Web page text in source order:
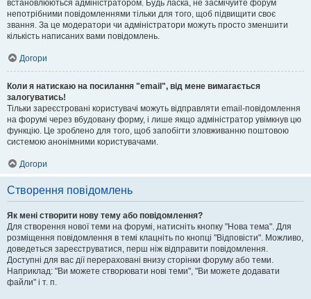
встановлюються адміністратором. Будь ласка, не засмічуйте форум
непотрібними повідомленнями тільки для того, щоб підвищити своє
звання. За це модератори чи адміністратори можуть просто зменшити
кількість написаних вами повідомлень.
Догори
Коли я натискаю на посилання "email", від мене вимагається
залогуватись!
Тільки зареєстровані користувачі можуть відправляти email-повідомлення
на форумі через вбудовану форму, і лише якщо адміністратор увімкнув цю
функцію. Це зроблено для того, щоб запобігти зловживанню поштовою
системою анонімними користувачами.
Догори
Створення повідомлень
Як мені створити нову тему або повідомлення?
Для створення нової теми на форумі, натисніть кнопку "Нова тема". Для
розміщення повідомлення в темі клацніть по кнопці "Відповісти". Можливо,
доведеться зареєструватися, перш ніж відправити повідомлення.
Доступні для вас дії перераховані внизу сторінки форуму або теми.
Наприклад: "Ви можете створювати нові теми", "Ви можете додавати
файли" і т. п.